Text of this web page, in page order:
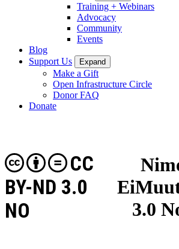
Training + Webinars
Advocacy
Community
Events
Blog
Support Us
Expand
Make a Gift
Open Infrastructure Circle
Donor FAQ
Donate
3.0
CC
BY-ND 3.0
NO